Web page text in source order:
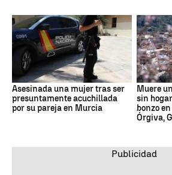
Asesinada una mujer tras ser
presuntamente acuchillada
por su pareja en Murcia
Muere
sin
bonzo
Órgiva,